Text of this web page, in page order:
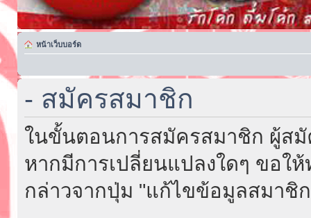
หน้าเว็บบอร์ด
- สมัครสมาชิก
ในขั้นตอนการสมัครสมาชิก ผู้ส
หากมีการเปลี่ยนแปลงใดๆ ขอใ
กล่าวจากปุ่ม "แก้ไขข้อมูลสมาชิ